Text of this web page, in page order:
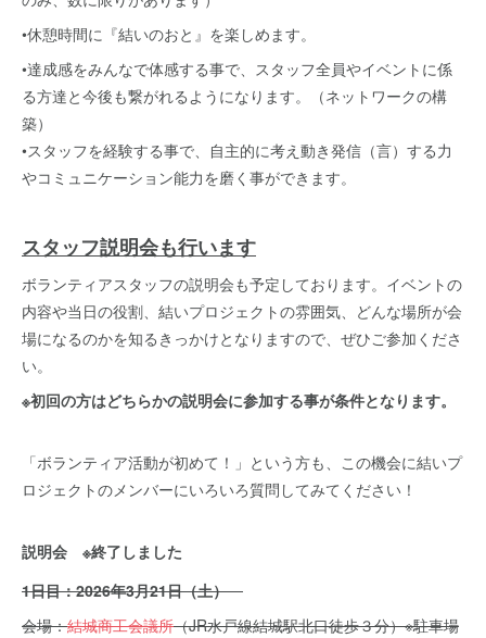
•休憩時間に『結いのおと』を楽しめます。
•達成感をみんなで体感する事で、スタッフ全員やイベントに係
る方達と今後も繋がれるようになります。（ネットワークの構
築）
•スタッフを経験する事で、自主的に考え動き発信（言）する力
やコミュニケーション能力を磨く事ができます。
スタッフ説明会も行います
ボランティアスタッフの説明会も予定しております。イベントの
内容や当日の役割、結いプロジェクトの雰囲気、どんな場所が会
場になるのかを知るきっかけとなりますので、ぜひご参加くださ
い。
※初回の方はどちらかの説明会に参加する事が条件となります。
「ボランティア活動が初めて！」という方も、この機会に結いプ
ロジェクトのメンバーにいろいろ質問してみてください！
説明会 ※終了しました
1日目：2026年3月21日（土）
会場：結城商工会議所（JR水戸線結城駅北口徒歩３分）※駐車場